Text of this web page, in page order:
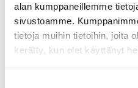
alan kumppaneillemme
sivustoamme.
tietoja muihin tietoihin, joita
kerätty, kun olet käyttänyt
AKKAVUORENRINNE